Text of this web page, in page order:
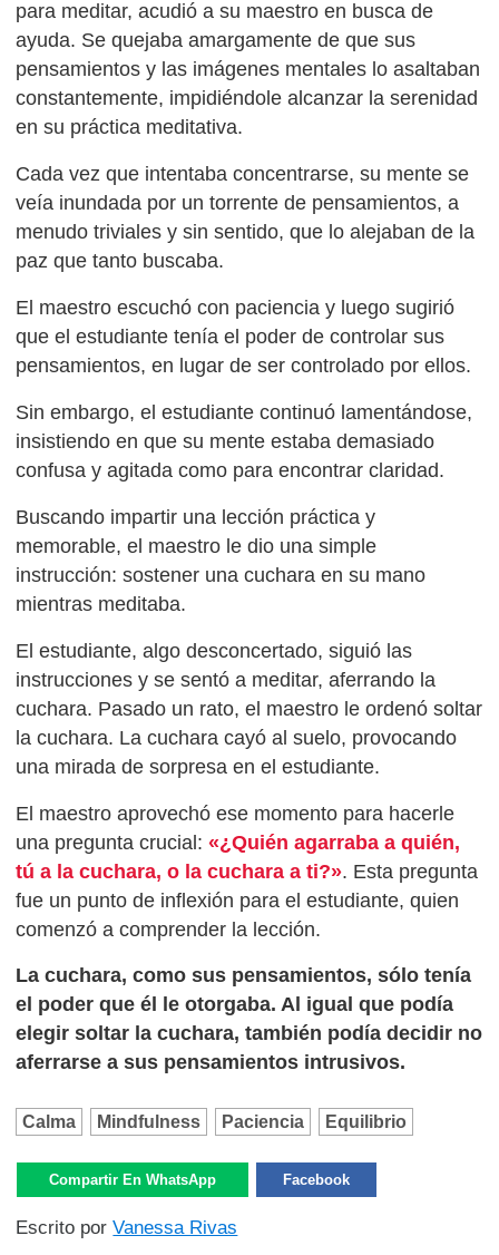
para meditar, acudió a su maestro en busca de
ayuda. Se quejaba amargamente de que sus
pensamientos y las imágenes mentales lo asaltaban
constantemente, impidiéndole alcanzar la serenidad
en su práctica meditativa.
Cada vez que intentaba concentrarse, su mente se
veía inundada por un torrente de pensamientos, a
menudo triviales y sin sentido, que lo alejaban de la
paz que tanto buscaba.
El maestro escuchó con paciencia y luego sugirió
que el estudiante tenía el poder de controlar sus
pensamientos, en lugar de ser controlado por ellos.
Sin embargo, el estudiante continuó lamentándose,
insistiendo en que su mente estaba demasiado
confusa y agitada como para encontrar claridad.
Buscando impartir una lección práctica y
memorable, el maestro le dio una simple
instrucción: sostener una cuchara en su mano
mientras meditaba.
El estudiante, algo desconcertado, siguió las
instrucciones y se sentó a meditar, aferrando la
cuchara. Pasado un rato, el maestro le ordenó soltar
la cuchara. La cuchara cayó al suelo, provocando
una mirada de sorpresa en el estudiante.
El maestro aprovechó ese momento para hacerle
una pregunta crucial:«¿Quién agarraba a quién,
tú a la cuchara, o la cuchara a ti?». Esta pregunta
fue un punto de inflexión para el estudiante, quien
comenzó a comprender la lección.
La cuchara, como sus pensamientos, sólo tenía
el poder que él le otorgaba. Al igual que podía
elegir soltar la cuchara, también podía decidir no
aferrarse a sus pensamientos intrusivos.
Calma Mindfulness Paciencia Equilibrio
Compartir En WhatsApp Facebook
Escrito porVanessa Rivas